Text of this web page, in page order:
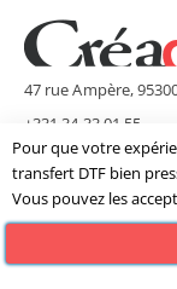
47 rue Ampère,
+331 34 33 01 55
Lun - Ven / 9h30 -
© Créadhésif 2025.
Pour que votre
transfert DTF bien
Vous pouvez les